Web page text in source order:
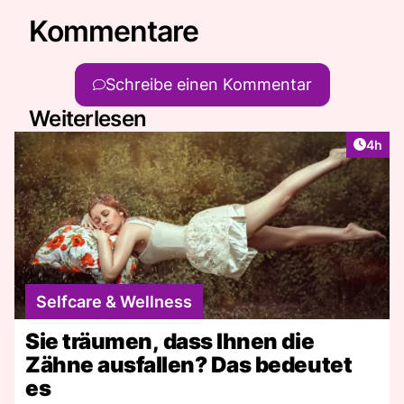
Kommentare
Schreibe einen Kommentar
Weiterlesen
4h
Selfcare & Wellness
Sie träumen, dass Ihnen die
Zähne ausfallen? Das bedeutet
es